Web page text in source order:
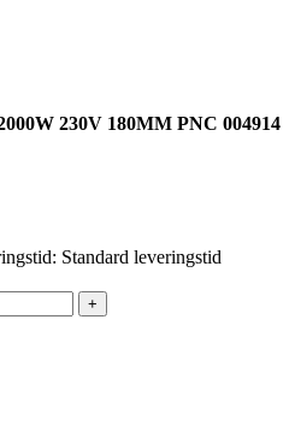
230V 180MM PNC 004914
Standard leveringstid
+